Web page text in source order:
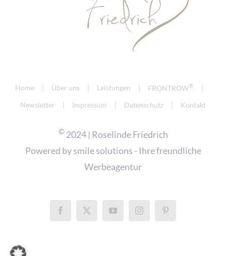
Home Über uns Leistungen FRONTROW®
Newsletter Impressum Datenschutz Kontakt
©2024 | Roselinde Friedrich
Powered bysmile solutions - Ihre freundliche
Werbeagentur